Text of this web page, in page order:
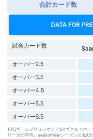
合計カード数
DATA FOR
試合カード数
オーバー2.5
オーバー3.5
オーバー4.5
オーバー5.5
オーバー6.5
1.FCザールブリュッケンとSVヴァルトホ
リーガの平均。seasonYearシーズンの1試